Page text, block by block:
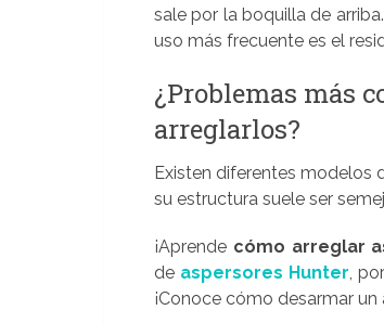
sale por la boquilla de
uso más frecuente es el
¿Problemas más
arreglarlos?
Existen diferentes modelos
su estructura suele ser
¡Aprende cómo arreglar
de aspersores Hunter,
¡Conoce cómo desarmar